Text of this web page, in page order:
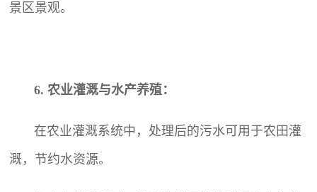
景区景观。
6. 农业灌溉与水产养殖：
在农业灌溉系统中，处理后的污水可用于农田灌
溉，节约水资源。